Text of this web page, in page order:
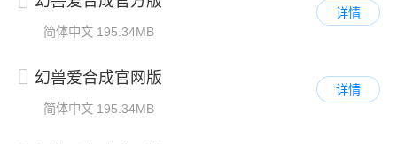
简体中文 195.34MB
详情
幻兽爱合成官网版
简体中文 195.34MB
详情